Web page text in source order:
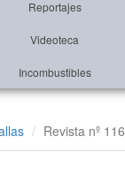
Reportajes
Videoteca
Incombustibles
Revista nº 116